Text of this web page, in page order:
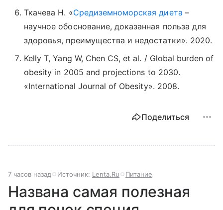
Ткачева Н. «Средиземноморская диета –
научное обоснование, доказанная польза для
здоровья, преимущества и недостатки». 2020.
Kelly T, Yang W, Chen CS, et al. / Global burden of
obesity in 2005 and projections to 2030.
«International Journal of Obesity». 2008.
Поделиться
7 часов назад Источник: Lenta.Ru Питание
Названа самая полезная